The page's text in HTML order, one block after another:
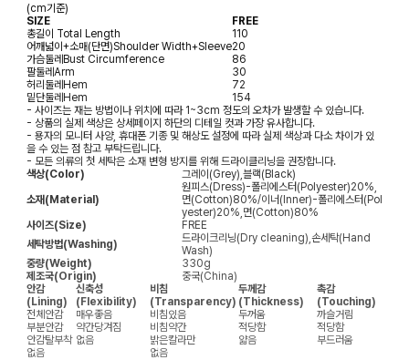
(cm기준)
SIZE
FREE
총길이 Total Length
110
어깨넓이+소매(단면)Shoulder Width+Sleeve20
가슴둘레Bust Circumference
86
팔둘레Arm
30
허리둘레Hem
72
밑단둘레Hem
154
- 사이즈는 재는 방법이나 위치에 따라 1~3cm 정도의 오차가 발생할 수 있습니다.
- 상품의 실제 색상은 상세페이지 하단의 디테일 컷과 가장 유사합니다.
- 용자의 모니터 사양, 휴대폰 기종 및 해상도 설정에 따라 실제 색상과 다소 차이가 있
을 수 있는 점 참고 부탁드립니다.
- 모든 의류의 첫 세탁은 소재 변형 방지를 위해 드라이클리닝을 권장합니다.
색상(Color)
그레이(Grey),블랙(Black)
소재(Material)
원피스(Dress)-폴리에스터(Polyester)20%,
면(Cotton)80%/이너(Inner)-폴리에스터(Pol
yester)20%,면(Cotton)80%
사이즈(Size)
FREE
세탁방법(Washing)
드라이크리닝(Dry cleaning),손세탁(Hand
Wash)
중량(Weight)
330g
제조국(Origin)
중국(China)
안감
(Lining)
신축성
(Flexibility)
비침
(Transparency)
두께감
(Thickness)
촉감
(Touching)
전체안감
매우좋음 비침있음 두꺼움
까슬거림
부분안감
약간당겨짐 비침약간 적당함
적당함
안감탈부착 없음 밝은칼라만 얇음
부드러움
없음
없음